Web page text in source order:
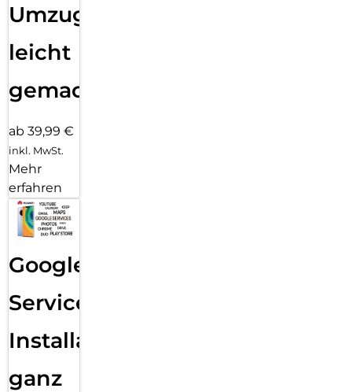
Umzug
leicht
gemacht!
ab 39,99 €
inkl. MwSt.
Mehr
erfahren
Google
Services
Installation
ganz